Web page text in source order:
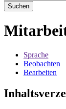
Suchen
Sprache
Beobachten
Bearbeiten